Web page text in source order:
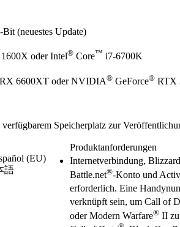
Bit (neuestes Update)
1600X oder Intel® Core™ i7-6700K
RX 6600XT oder NVIDIA® GeForce® RTX
Speicherplatz zur
(EU)
語
Produktanforderungen
Internetverbindung,
Battle.net®-Konto und
erforderlich. Eine
verknüpft sein, um Call of
oder Modern Warfare® II